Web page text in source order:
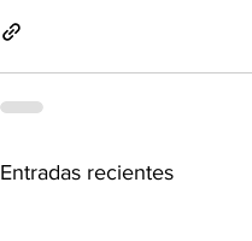
Entradas recientes